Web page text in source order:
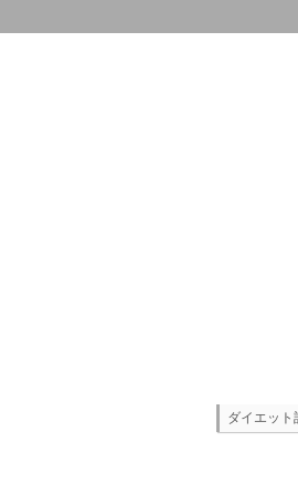
ダイエット